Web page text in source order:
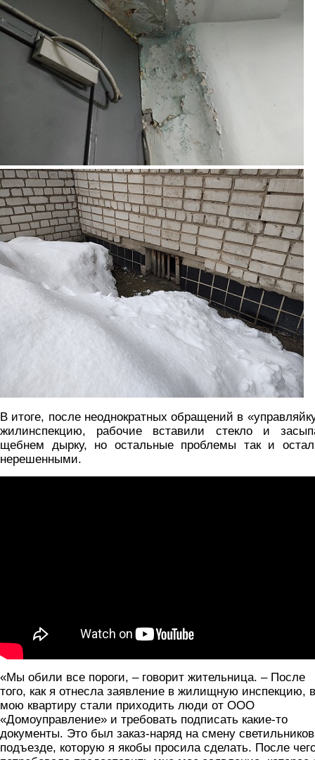
5.jpg
В итоге, после неоднократных обращений в
жилинспекцию, рабочие вставили стекло и
щебнем дырку, но остальные проблемы так и
нерешенными.
«Мы обили все пороги, – говорит жительница. – После
того, как я отнесла заявление в жилищную инспекцию, в
мою квартиру стали приходить люди от ООО
«Домоуправление» и требовать подписать какие-то
документы. Это был заказ-наряд на смену
подъезде, которую я якобы просила сделать. После